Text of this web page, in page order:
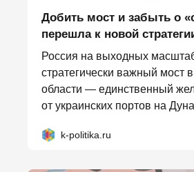
Добить мост и забыть о
перешла к новой
Россия на выходных
стратегически важный мост
области — единственный
от украинских портов на
k-politika.ru